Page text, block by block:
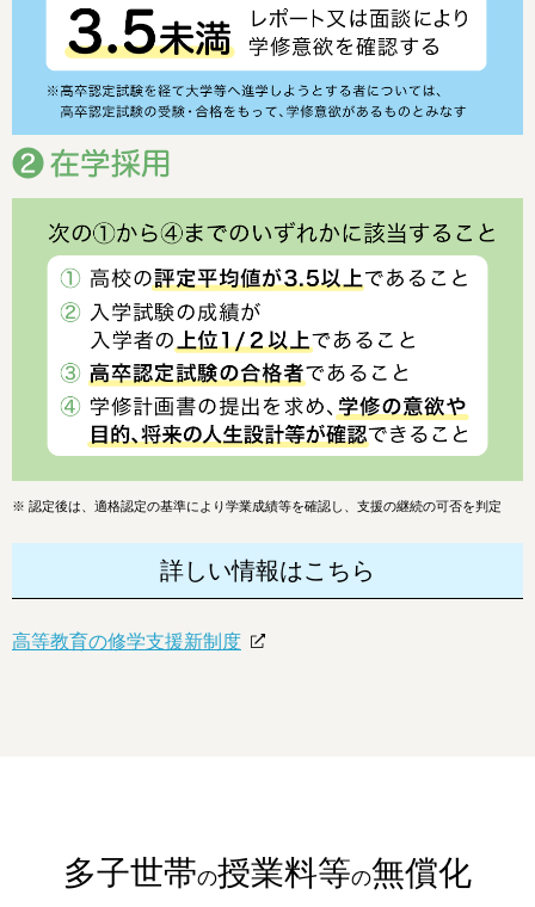
※ 認定後は、適格認定の基準により学業成績等を確認し、支援の継続の可否を判定
詳しい情報はこちら
高等教育の修学支援新制度
多子世帯の授業料等の無償化